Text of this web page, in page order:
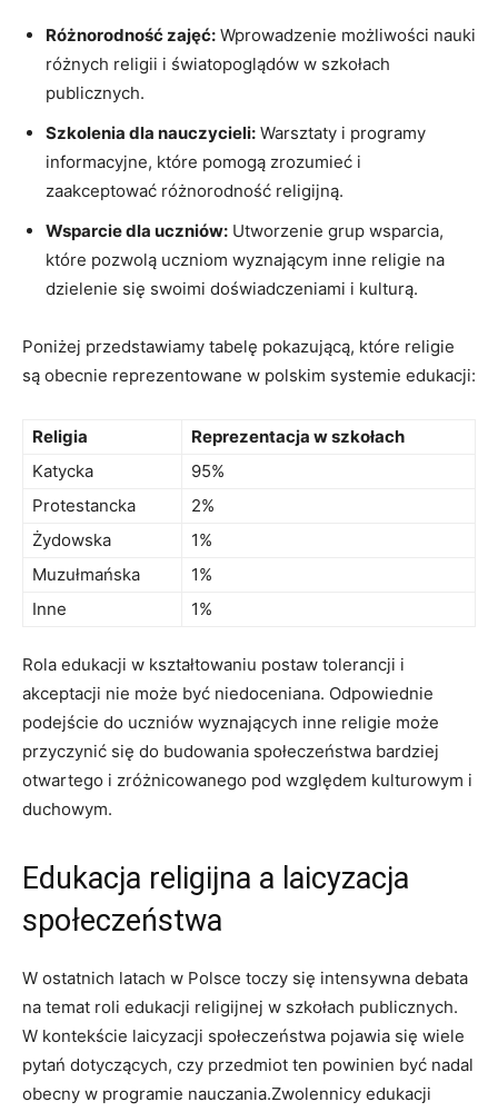
Różnorodność zajęć: Wprowadzenie możliwości nauki
różnych religii i światopoglądów w szkołach
publicznych.
Szkolenia dla nauczycieli: Warsztaty i programy
informacyjne, które pomogą zrozumieć i
zaakceptować różnorodność religijną.
Wsparcie dla uczniów: Utworzenie grup wsparcia,
które pozwolą uczniom wyznającym inne religie na
dzielenie się swoimi doświadczeniami i kulturą.
Poniżej przedstawiamy tabelę pokazującą, które religie
są obecnie reprezentowane w polskim systemie edukacji:
Religia
Reprezentacja w szkołach
Katycka
95%
Protestancka
2%
Żydowska
1%
Muzułmańska
1%
Inne
1%
Rola edukacji w kształtowaniu postaw tolerancji i
akceptacji nie może być niedoceniana. Odpowiednie
podejście do uczniów wyznających inne religie może
przyczynić się do budowania społeczeństwa bardziej
otwartego i zróżnicowanego pod względem kulturowym i
duchowym.
Edukacja religijna a laicyzacja
społeczeństwa
W ostatnich latach w Polsce toczy się intensywna debata
na temat roli edukacji religijnej w szkołach publicznych.
W kontekście laicyzacji społeczeństwa pojawia się wiele
pytań dotyczących, czy przedmiot ten powinien być nadal
obecny w programie nauczania.Zwolennicy edukacji